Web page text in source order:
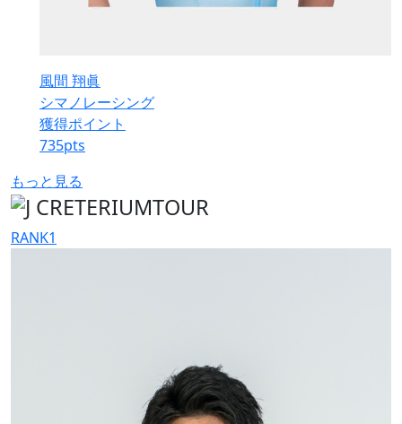
風間 翔眞
シマノレーシング
獲得ポイント
735pts
もっと見る
RANK1